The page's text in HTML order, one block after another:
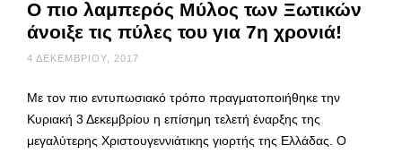
O πιο λαμπερός Μύλος των Ξωτικών
άνοιξε τις πύλες του για 7η χρονιά!
4 ΔΕΚΕΜΒΡΊΟΥ, 2017
Με τον πιο εντυπωσιακό τρόπο πραγματοποιήθηκε την
Κυριακή 3 Δεκεμβρίου η επίσημη τελετή έναρξης της
μεγαλύτερης Χριστουγεννιάτικης γιορτής της Ελλάδας. Ο